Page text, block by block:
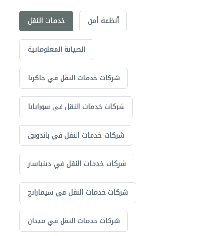
خدمات النقل أنظمة أمن
الصيانة المعلوماتية
شركات خدمات النقل في جاكرتا
شركات خدمات النقل في سورابايا
شركات خدمات النقل في باندونق
شركات خدمات النقل في دينباسار
شركات خدمات النقل في سيمارانج
شركات خدمات النقل في ميدان